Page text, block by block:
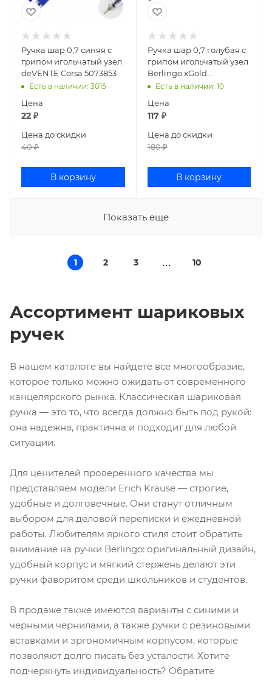
Ручка шар 0,7 синяя с
грипом игольчатый узел
deVENTE Corsa 5073853
Есть в наличии: 3015
Цена
22 ₽
Цена до скидки
40₽
В корзину
Ручка шар 0,7 голубая с
грипом игольчатый узел
Berlingo xGold
CBp_07506
Есть в наличии: 10
Цена
117₽
Цена до скидки
180₽
В корзину
Показать еще
1 2 3 10
Ассортимент шариковых
ручек
В нашем каталоге вы найдете все многообразие,
которое только можно ожидать от современного
канцелярского рынка. Классическая шариковая
ручка — это то, что всегда должно быть под рукой:
она надежна, практична и подходит для любой
ситуации.
Для ценителей проверенного качества мы
представляем модели Erich Krause — строгие,
удобные и долговечные. Они станут отличным
выбором для деловой переписки и ежедневной
работы. Любителям яркого стиля стоит обратить
внимание на ручки Berlingo: оригинальный дизайн,
удобный корпус и мягкий стержень делают эти
ручки фаворитом среди школьников и студентов.
В продаже также имеются варианты с синими и
черными чернилами, а также ручки с резиновыми
вставками и эргономичным корпусом, которые
позволяют долго писать без усталости. Хотите
подчеркнуть индивидуальность? Обратите